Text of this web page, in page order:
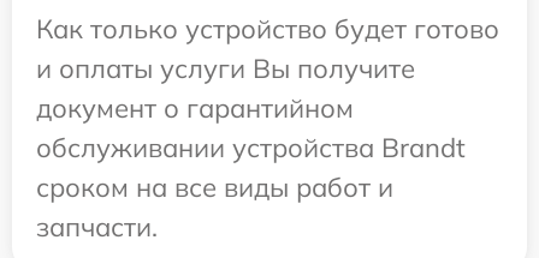
Как только устройство будет готово
и оплаты услуги Вы получите
документ о гарантийном
обслуживании устройства Brandt
сроком на все виды работ и
запчасти.